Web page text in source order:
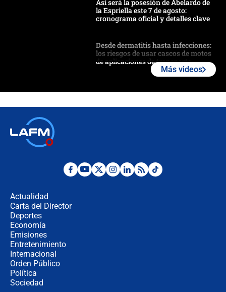
Así será la posesión de Abelardo de
la Espriella este 7 de agosto:
cronograma oficial y detalles clave
Desde dermatitis hasta infecciones:
los riesgos de usar cascos de motos
de aplicaciones de transporte
Posesión de Abelardo De La Espriella
Más videos
Actualidad
Carta del Director
Deportes
Economía
Emisiones
Entretenimiento
Internacional
Orden Público
Política
Sociedad